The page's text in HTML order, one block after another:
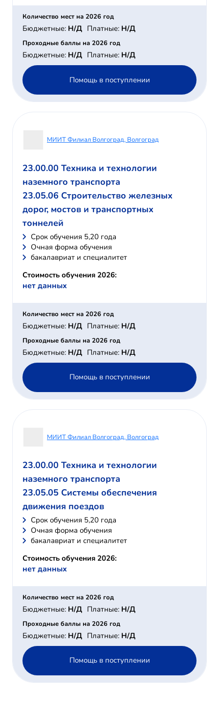
Количество мест на 2026 год
Бюджетные: Н/Д Платные: Н/Д
Проходные баллы на 2026 год
Бюджетные: Н/Д Платные: Н/Д
Помощь в поступлении
МИИТ Филиал Волгоград, Волгоград
23.00.00 Техника и технологии
наземного транспорта
23.05.06 Строительство железных
дорог, мостов и транспортных
тоннелей
Cрок обучения 5,20 года
Очная форма обучения
бакалавриат и специалитет
Стоимость обучения 2026:
нет данных
Количество мест на 2026 год
Бюджетные: Н/Д Платные: Н/Д
Проходные баллы на 2026 год
Бюджетные: Н/Д Платные: Н/Д
Помощь в поступлении
МИИТ Филиал Волгоград, Волгоград
23.00.00 Техника и технологии
наземного транспорта
23.05.05 Системы обеспечения
движения поездов
Cрок обучения 5,20 года
Очная форма обучения
бакалавриат и специалитет
Стоимость обучения 2026:
нет данных
Количество мест на 2026 год
Бюджетные: Н/Д Платные: Н/Д
Проходные баллы на 2026 год
Бюджетные: Н/Д Платные: Н/Д
Помощь в поступлении